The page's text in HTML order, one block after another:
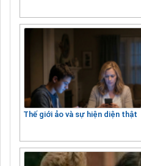
Thế giới ảo và sự hiện diện thật